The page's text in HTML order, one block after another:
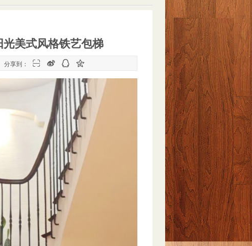
美式风格铁艺包梯
分享到：    